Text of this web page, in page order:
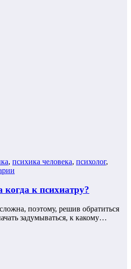
, психика человека, психолог,
когда к психиатру?
поэтому, решив обратиться
задумываться, к какому…